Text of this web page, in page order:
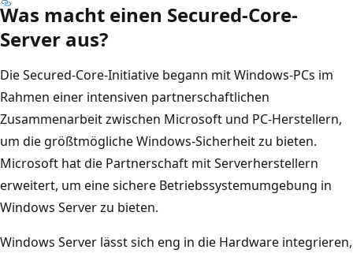
Was macht einen Secured-Core-
Server aus?
Die Secured-Core-Initiative begann mit Windows-PCs im
Rahmen einer intensiven partnerschaftlichen
Zusammenarbeit zwischen Microsoft und PC-Herstellern,
um die größtmögliche Windows-Sicherheit zu bieten.
Microsoft hat die Partnerschaft mit Serverherstellern
erweitert, um eine sichere Betriebssystemumgebung in
Windows Server zu bieten.
Windows Server lässt sich eng in die Hardware integrieren,